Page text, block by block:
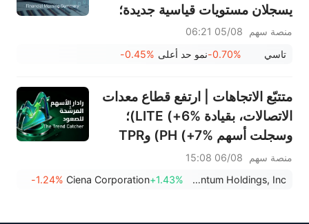
يسجلان مستويات قياسية جديدة؛
بعد تجاوز توقعات الأرباح؛ شركة
الإيرادات بنسبة 13.6%
منصة سهم
05/08 06:21
تاسي
-0.70%نمو حد أعلى -0.45%
متتبّع الاتجاهات | ارتفع قطاع معدات
الاتصالات، بقيادة LITE (+6%)؛
وسجلت أسهم PH (+7%) وTPR
(+1.8%) أعلى مستوياتها على
الإطلاق؛ كما اقتربت أسهم XOM
منصة سهم
06/08 15:08
Lumentum Holdings, Inc.
+1.43%
Ciena Corporation
-1.24%